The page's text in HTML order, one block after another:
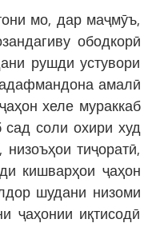
мо, дар маҷмӯъ,
ободкорӣ
рушди устувори
амалӣ
хеле мураккаб
сад соли охири худ
тиҷоратӣ,
кишварҳои ҷаҳон
шудани низоми
ҷаҳонии иқтисодӣ